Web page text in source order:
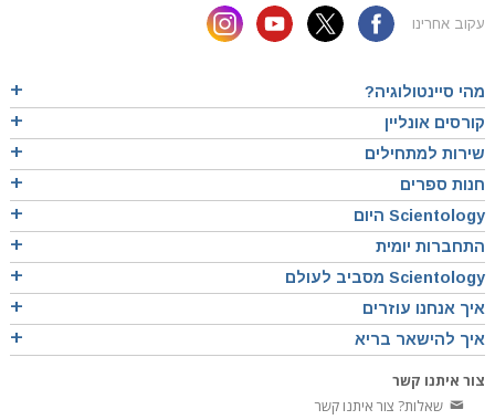
עקוב אחרינו
מהי סיינטולוגיה?
קורסים אונליין
שירות למתחילים
חנות ספרים
Scientology היום
התחברות יומית
Scientology מסביב לעולם
איך אנחנו עוזרים
איך להישאר בריא
צור איתנו קשר
שאלות? צור איתנו קשר